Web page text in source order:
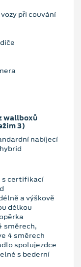
při couvání
wallboxů
3)
nabíjecí
s certifikací
a výškově
délkou
směrech,
4 směrech
spolujezdce
s bederní